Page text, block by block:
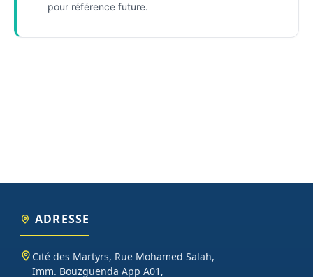
pour référence future.
ADRESSE
Cité des Martyrs, Rue Mohamed Salah,
Imm. Bouzguenda App A01,